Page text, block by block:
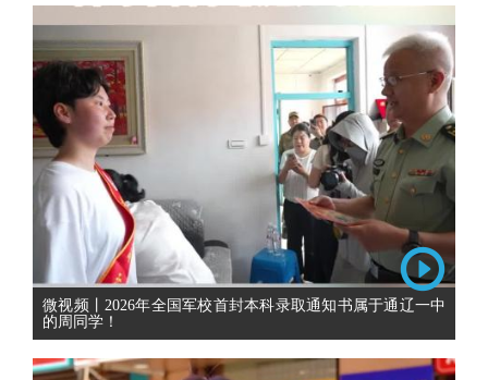
微视频丨2026年全国军校首封本科录取通知书属于通辽一中
的周同学！